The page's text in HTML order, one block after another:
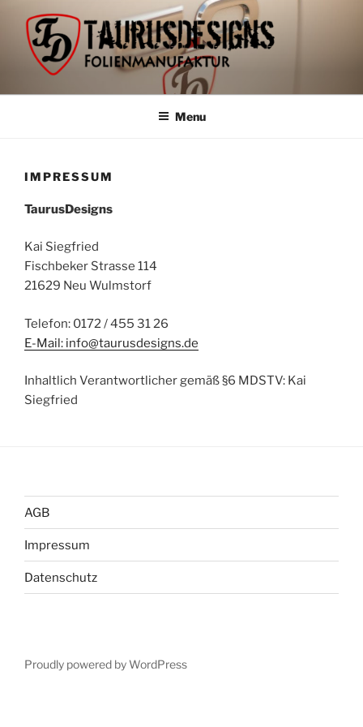
content
Menu
IMPRESSUM
TaurusDesigns
Kai Siegfried
Fischbeker Strasse 114
21629 Neu Wulmstorf
Telefon: 0172 / 455 31 26
E-Mail: info@taurusdesigns.de
Inhaltlich Verantwortlicher gemäß §6 MDSTV: Kai
Siegfried
AGB
Impressum
Datenschutz
Proudly powered by WordPress